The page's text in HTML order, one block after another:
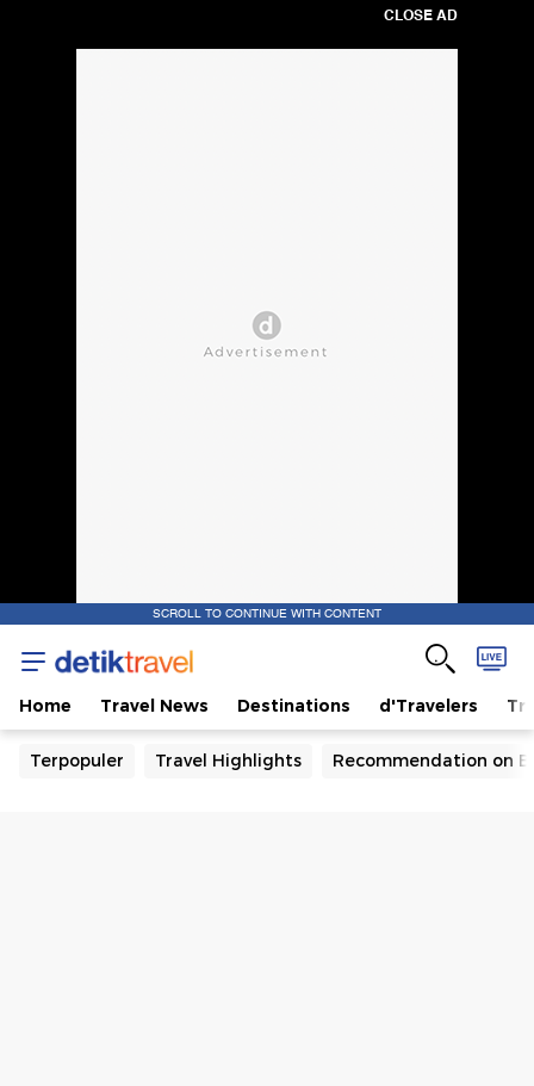
CLOSE AD
SCROLL TO CONTINUE WITH CONTENT
Home Travel News Destinations d'Travelers
Terpopuler Travel Highlights Recommendation on